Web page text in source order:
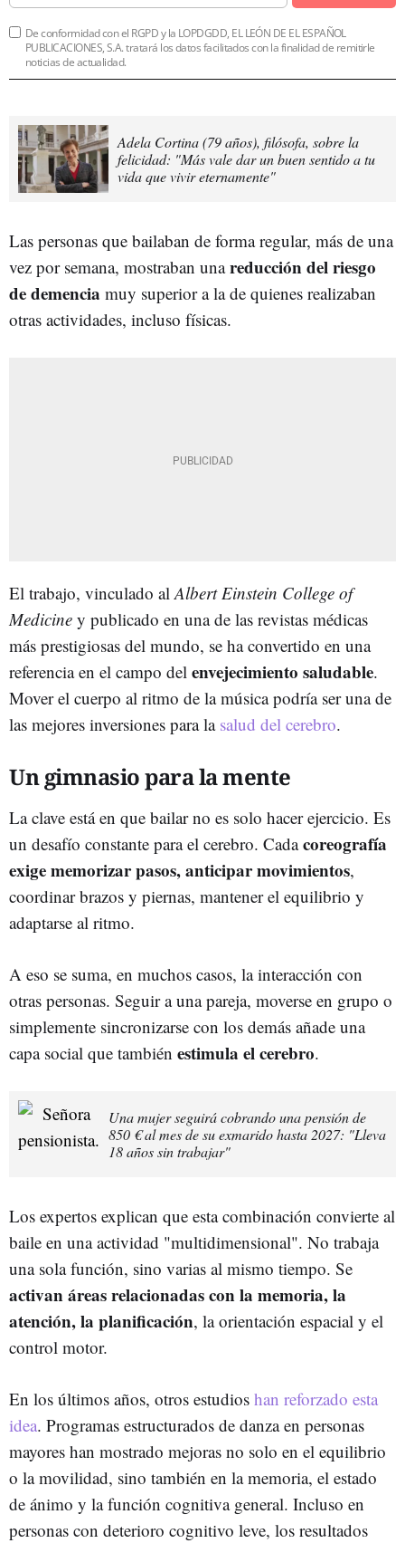
De conformidad con el RGPD y la LOPDGDD, EL LEÓN DE EL ESPAÑOL
PUBLICACIONES, S.A. tratará los datos facilitados con la finalidad de remitirle
noticias de actualidad.
Adela Cortina (79 años), filósofa, sobre la
felicidad: "Más vale dar un buen sentido a tu
vida que vivir eternamente"
Las personas que bailaban de forma regular, más de una
vez por semana, mostraban unareducción del riesgo
de demencia muy superior a la de quienes realizaban
otras actividades, incluso físicas.
El trabajo, vinculado al Albert Einstein College of
Medicine y publicado en una de las revistas médicas
más prestigiosas del mundo, se ha convertido en una
referencia en el campo del envejecimiento saludable.
Mover el cuerpo al ritmo de la música podría ser una de
las mejores inversiones para la salud del cerebro.
Un gimnasio para la mente
La clave está en que bailar no es solo hacer ejercicio. Es
un desafío constante para el cerebro. Cadacoreografía
exige memorizar pasos, anticipar movimientos,
coordinar brazos y piernas, mantener el equilibrio y
adaptarse al ritmo.
A eso se suma, en muchos casos, la interacción con
otras personas. Seguir a una pareja, moverse en grupo o
simplemente sincronizarse con los demás añade una
capa social que también estimula el cerebro.
Una mujer seguirá cobrando una pensión de
850 € al mes de su exmarido hasta 2027: "Lleva
18 años sin trabajar"
Los expertos explican que esta combinación convierte al
baile en una actividad "multidimensional". No trabaja
una sola función, sino varias al mismo tiempo. Se
activan áreas relacionadas con la memoria, la
atención, la planificación, la orientación espacial y el
control motor.
En los últimos años, otros estudios han reforzado esta
idea. Programas estructurados de danza en personas
mayores han mostrado mejoras no solo en el equilibrio
o la movilidad, sino también en la memoria, el estado
de ánimo y la función cognitiva general. Incluso en
personas con deterioro cognitivo leve, los resultados